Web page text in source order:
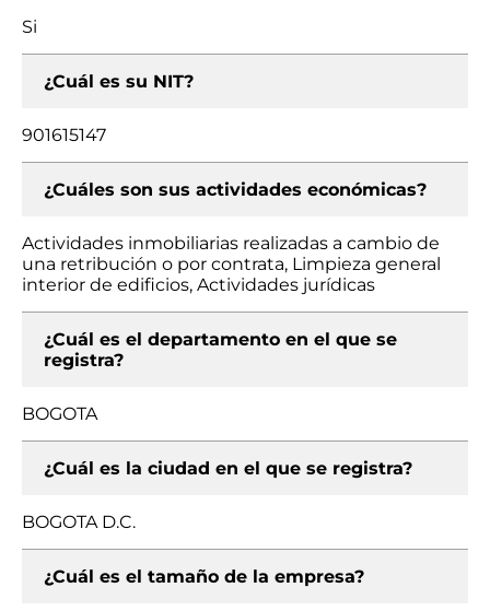
Si
¿Cuál es su NIT?
901615147
¿Cuáles son sus actividades económicas?
Actividades inmobiliarias realizadas a cambio de
una retribución o por contrata, Limpieza general
interior de edificios, Actividades jurídicas
¿Cuál es el departamento en el que se
registra?
BOGOTA
¿Cuál es la ciudad en el que se registra?
BOGOTA D.C.
¿Cuál es el tamaño de la empresa?